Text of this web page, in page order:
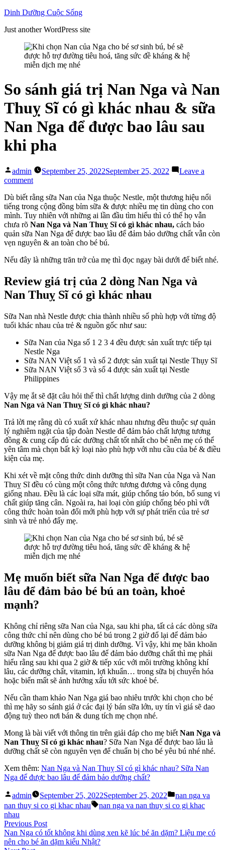
Skip
content
Dinh Dưỡng Cuộc Sống
Just another WordPress site
So sánh giá trị Nan Nga và Nan
Thuỵ Sĩ có gì khác nhau & sữa
Nan Nga để được bao lâu sau
khi pha
Posted
by
admin September 25, 2022September 25, 2022
Leave a
commenton
sánh
giá
trị
Nan
Nga
và
Thuỵ
có
gì
khác
&
sữa
Nga
để
được
bao
lâu
khi
pha
Dù biết rằng sữa Nan của Nga thuộc Nestle, một thương hiệu nổi
tiếng trong cộng đồng bỉm sữa & được nhiều mẹ tin dùng cho con
mình. Tuy nhiên với những ai lần đầu tìm hiểu thì có thể họ vẫn
chưa rõ Nan Nga và Nan Thuỵ Sĩ có gì khác nhau, cách bảo
quản sữa Nan Nga để được bao lâu để đảm bảo dưỡng chất vẫn còn
vẹn nguyên & an toàn cho bé bú.
Nếu đây là những trăn trở của mẹ thì đọc ngay bài dưới để biết nhé.
Review giá trị của 2 dòng Nan Nga và
Nan Thuỵ Sĩ có gì khác nhau
Sữa Nan nhà Nestle được chia thành nhiều số phù hợp với từng độ
tuổi khác nhau của trẻ & nguồn gốc như sau:
Sữa Nan của Nga số 1 2 3 4 đều được sản xuất trực tiếp tại
Nestle Nga
Sữa NAN Việt số 1 và số 2 được sản xuất tại Nestle Thụy Sĩ
Sữa NAN Việt số 3 và số 4 được sản xuất tại Nestle
Philippines
Vậy mẹ ắt sẽ đặt câu hỏi thế thì chất lượng dinh dưỡng của 2 dòng
Nan Nga và Nan Thuỵ Sĩ có gì khác nhau?
Trả lời mẹ rằng dù có xuất xứ khác nhau nhưng đều thuộc sự quản
lý nghiêm ngặt của tập đoàn Nestle để đảm bảo chất lượng tương
đồng & cung cấp đủ các dưỡng chất tốt nhất cho bé nên mẹ có thể
yên tâm mà chọn bất kỳ loại nào phù hợp với nhu cầu của bé & điều
kiện của mẹ.
Khi xét về mặt công thức dinh dưỡng thì sữa Nan của Nga và Nan
Thuỵ Sĩ đều có cùng một công thức tương đương và công dụng
giống nhau. Đều là các loại sữa mát, giúp chống táo bón, bổ sung vi
chất giúp tăng cân. Ngoài ra, hai loại còn giúp chống béo phì với
công thức hoàn toàn đổi mới phù hợp với sự phát triển của trẻ sơ
sinh và trẻ nhỏ đấy mẹ.
Mẹ muốn biết sữa Nan Nga để được bao
lâu để đảm bảo bé bú an toàn, khoẻ
mạnh?
Không chỉ riêng sữa Nan của Nga, sau khi pha, tất cả các dòng sữa
công thức chỉ nên dùng cho bé bú trong 2 giờ đổ lại để đảm bảo
dưỡng không bị giảm giá trị dinh dưỡng. Vì vậy, khi mẹ băn khoăn
sữa Nan Nga để được bao lâu để đảm bảo dưỡng chất thì mẹ phải
hiểu rằng sau khi qua 2 giờ & tiếp xúc với môi trường không khí
lâu, các dưỡng chất, vitamin, lợi khuẩn… trong sữa bị chuyển hóa
hoặc biến mất sẽ ảnh hưởng xấu tới sức khoẻ bé.
Nếu cần tham khảo Nan Nga giá bao nhiêu trước khi chọn cho bé
thì mẹ hãy so sánh giá ở các đại lý bán sữa lớn, uy tín vì giá sẽ dao
động tuỳ theo nơi bán & dung tích mẹ chọn nhé.
Mong là bài viết với thông tin trên giải đáp cho mẹ biết Nan Nga và
Nan Thuỵ Sĩ có gì khác nhau? Sữa Nan Nga để được bao lâu là
dưỡng chất sẽ còn nguyên vẹn để chuẩn bị cho bé yêu bú nhé nhé.
Xem thêm: Nan Nga và Nan Thuỵ Sĩ có gì khác nhau? Sữa Nan
Nga để được bao lâu để đảm bảo dưỡng chất?
Posted
by
admin September 25, 2022September 25, 2022
Posted
in
nan nga va
nan thuy si co gi khac nhau
Tags:
nan nga va nan thuy si co gi khac
nhau
Post
navigation
Previous PostPrevious
post:
Nan Nga có tốt không khi dùng xen kẽ lúc bé ăn dặm? Liệu mẹ có
nên cho bé ăn dặm kiểu Nhật?